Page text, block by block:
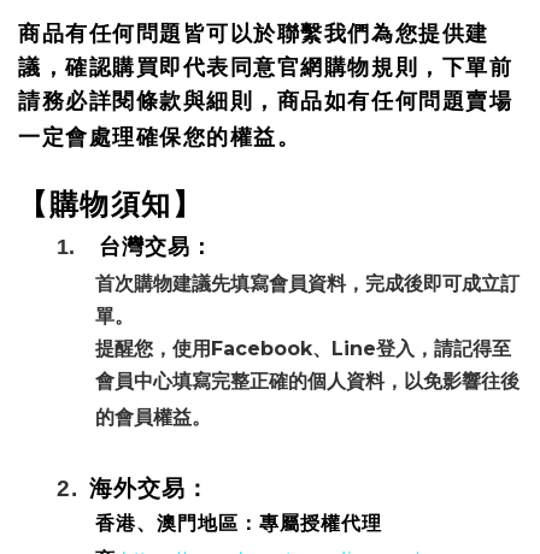
商品有任何問題皆可以於聯繫我們為您提供建
議，確認購買即代表同意官網購物規則，下單前
請務必詳閱條款與細則，商品如有任何問題賣場
一定會處理確保您的權益。
【購物須知】
1. 台灣交易：
首次購物建議先填寫會員資料，完成後即可成立訂
單。
提醒您，使用 Facebook、Line登入，請記得至
會員中心填寫完整正確的個人資料，以免影響往後
的會員權益。
2. 海外交易：
香港、澳門地區：專屬授權代理